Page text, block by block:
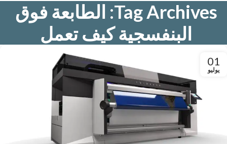
Tag Archives: الطابعة فوق
البنفسجية كيف تعمل
01
يوليو